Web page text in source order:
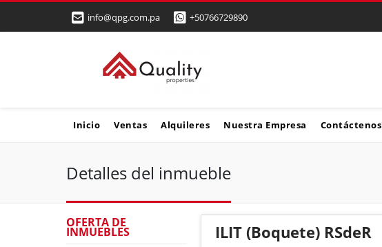
info@qpg.com.pa +50766729890
Inicio Ventas Alquileres Nuestra Empresa Contáctenos
Detalles del inmueble
OFERTA DE
INMUEBLES ILIT (Boquete) RSdeR